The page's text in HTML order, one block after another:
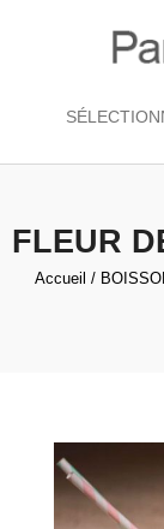
FLEUR
Accueil /